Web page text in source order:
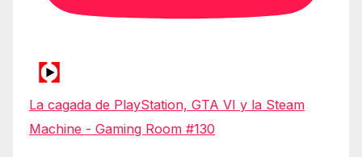
La cagada de PlayStation, GTA VI y la Steam
Machine - Gaming Room #130